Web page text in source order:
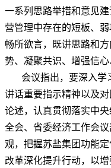
一系列思路举措和意见
营管理中存在的短板、
畅所欲言，既讲思路和
势、凝聚共识、增强信心
会议指出，要深入学
讲话重要指示精神以及
论述，认真贯彻落实中
全会、省委经济工作会
观，把握苏盐集团功能
改革深化提升行动，以